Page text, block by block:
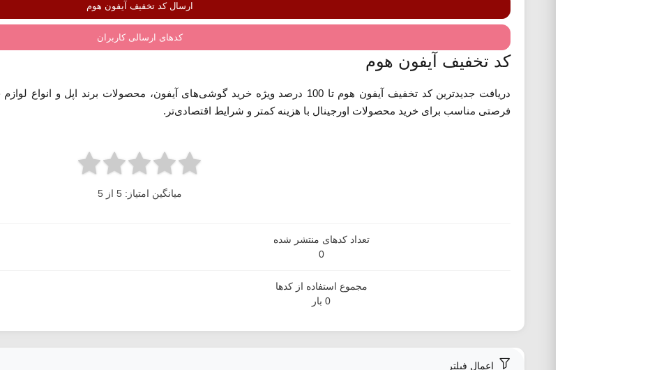
ارسال کد تخفیف آیفون هوم
کدهای ارسالی کاربران
کد تخفیف آیفون هوم
دریافت جدیدترین کد تخفیف آیفون هوم تا 100 درصد ویژه خرید گوشی‌های آیفون، محصولات
فرصتی مناسب برای خرید محصولات اورجینال با هزینه کمتر و شرایط اقتصادی‌تر.
میانگین امتیاز: 5 از 5
تعداد کدهای منتشر شده
0
مجموع استفاده از کدها
0 بار
اعمال فیلتر